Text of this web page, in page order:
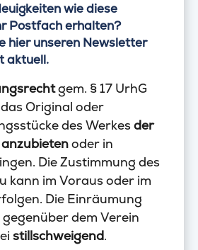
wie diese
Postfach erhalten?
hier unseren Newsletter
aktuell.
gem. § 17 UrhG
Original oder
des Werkesder
oder in
Die Zustimmung des
kann im Voraus oder im
Die Einräumung
dem Verein
stillschweigend.